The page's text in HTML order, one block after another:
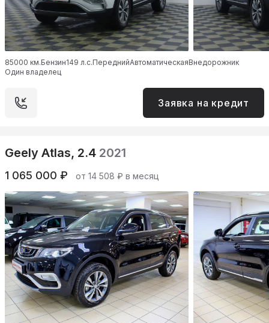
85000 км.Бензин149 л.с.ПереднийАвтоматическаяВнедорожник
Один владелец
Заявка на кредит
Geely Atlas, 2.4 2021
1 065 000 ₽ от 14 508 ₽ в месяц